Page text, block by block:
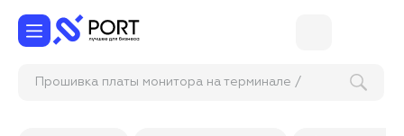
Прошивка платы монитора на терминале /